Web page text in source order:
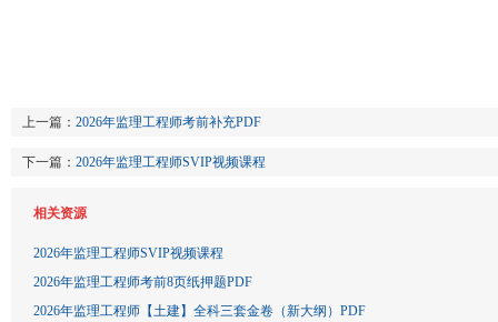
上一篇： 2026年监理工程师考前补充PDF
下一篇： 2026年监理工程师SVIP视频课程
相关资源
2026年监理工程师SVIP视频课程
2026年监理工程师考前8页纸押题PDF
2026年监理工程师【土建】全科三套金卷（新大纲）PDF